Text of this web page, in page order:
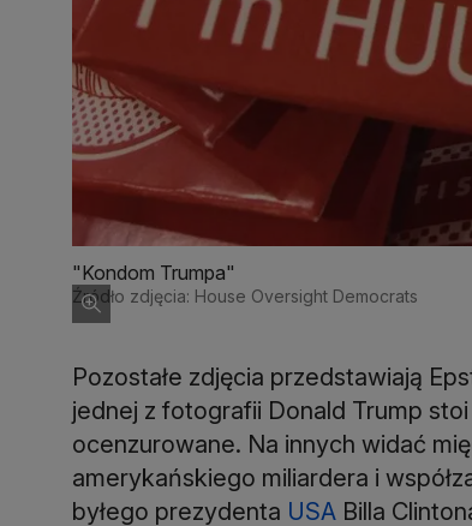
"Kondom Trumpa"
Źródło zdjęcia: House Oversight Democrats
Pozostałe zdjęcia przedstawiają
jednej z fotografii Donald Trump
ocenzurowane. Na innych widać
amerykańskiego miliardera i
byłego prezydenta USA Billa